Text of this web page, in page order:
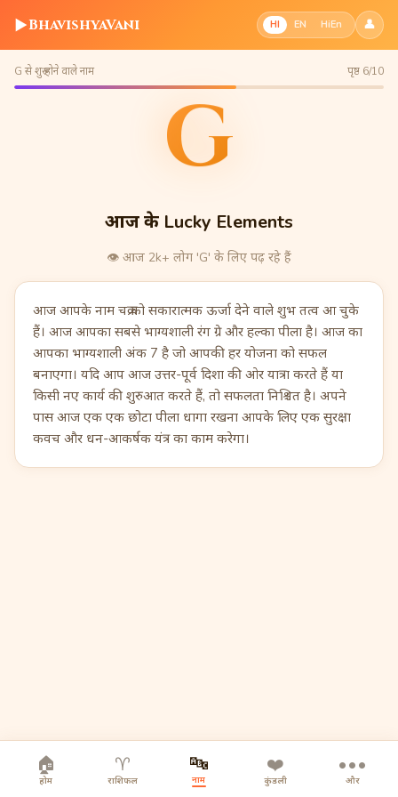
▶BhavishyaVani HI EN HiEn 👤
G से शुरू होने वाले नाम पृष्ठ 6/10
G
आज के Lucky Elements
👁️ आज 2k+ लोग 'G' के लिए पढ़ रहे हैं
आज आपके नाम चक्र को सकारात्मक ऊर्जा देने वाले शुभ तत्व आ चुके
हैं। आज आपका सबसे भाग्यशाली रंग ग्रे और हल्का पीला है। आज का
आपका भाग्यशाली अंक 7 है जो आपकी हर योजना को सफल
बनाएगा। यदि आप आज उत्तर-पूर्व दिशा की ओर यात्रा करते हैं या
किसी नए कार्य की शुरुआत करते हैं, तो सफलता निश्चित है। अपने
पास आज एक एक छोटा पीला धागा रखना आपके लिए एक सुरक्षा
कवच और धन-आकर्षक यंत्र का काम करेगा।
🏠
होम
♈
राशिफल
🔤
नाम
❤️
कुंडली
•••
और